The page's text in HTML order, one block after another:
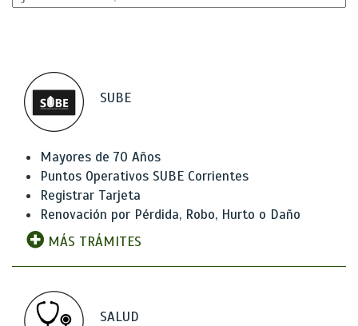
SUBE
Mayores de 70 Años
Puntos Operativos SUBE Corrientes
Registrar Tarjeta
Renovación por Pérdida, Robo, Hurto o Daño
MÁS TRÁMITES
SALUD